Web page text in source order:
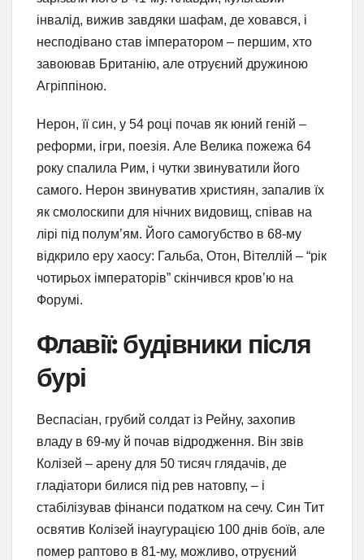
інвалід, вижив завдяки шафам, де ховався, і
несподівано став імператором – першим, хто
завоював Британію, але отруєний дружиною
Агріппіною.
Нерон, її син, у 54 році почав як юний геній –
реформи, ігри, поезія. Але Велика пожежа 64
року спалила Рим, і чутки звинуватили його
самого. Нерон звинуватив християн, запалив їх
як смолоскипи для нічних видовищ, співав на
лірі під полум’ям. Його самогубство в 68-му
відкрило еру хаосу: Гальба, Отон, Вітеллій – “рік
чотирьох імператорів” скінчився кров’ю на
Форумі.
Флавії: будівники після
бурі
Веспасіан, грубий солдат із Рейну, захопив
владу в 69-му й почав відродження. Він звів
Колізей – арену для 50 тисяч глядачів, де
гладіатори билися під рев натовпу, – і
стабілізував фінанси податком на сечу. Син Тит
освятив Колізей інаугурацією 100 днів боїв, але
помер раптово в 81-му, можливо, отруєний